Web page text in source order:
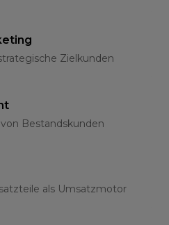
Zielkunden
Bestandskunden
als Umsatzmotor